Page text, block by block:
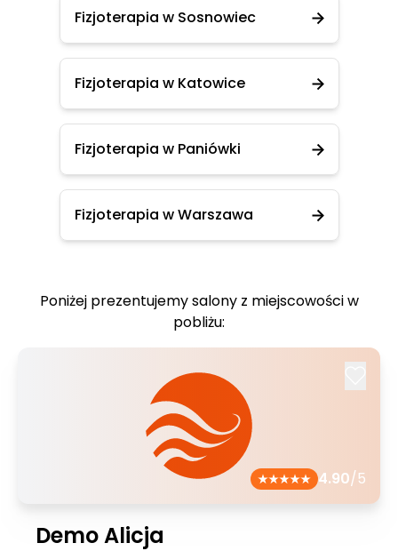
Fizjoterapia w Sosnowiec
Fizjoterapia w Katowice
Fizjoterapia w Paniówki
Fizjoterapia w Warszawa
Poniżej prezentujemy salony z miejscowości w
pobliżu:
4.90/5
Demo Alicja